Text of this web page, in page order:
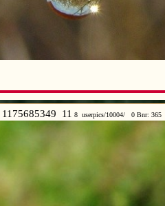
1175685349 11 8 userpics/10004/ 0 Bnr: 365